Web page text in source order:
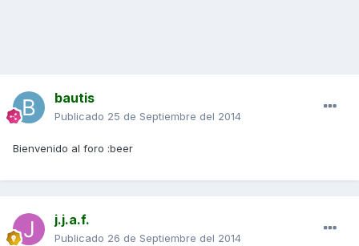
bautis
Publicado 25 de Septiembre del 2014
Bienvenido al foro :beer
j.j.a.f.
Publicado 26 de Septiembre del 2014